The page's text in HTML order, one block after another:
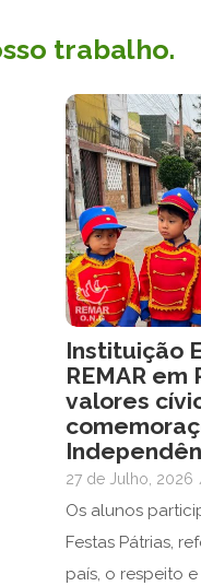
trabalho.
Instituição
REMAR
valores
27 de Julho, 2026
Os alunos
Festas Pátrias,
país, o respeito